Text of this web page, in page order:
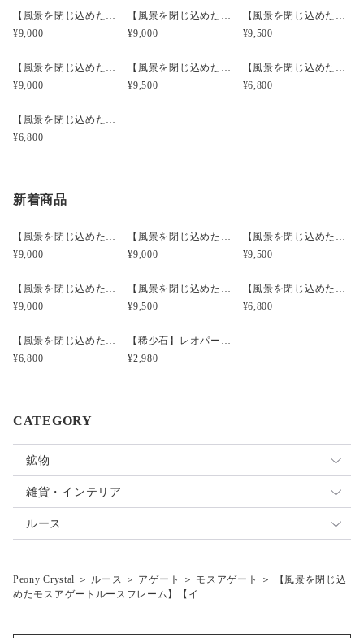
宅急便コンパクト ○／ ○ 都道府県別 ¥0〜
【風景を閉じ込めたモスアゲートルースフレーム】【インドネシア産】MA3201
¥9,000
【風景を閉じ込めたモスアゲートルースフレーム】【インドネシア産】MA4103
¥9,000
【風景を閉じ込めたモスアゲートルースフレーム】【インドネシア産】MA4603
¥9,500
【風景を閉じ込めたモスアゲートルースフレーム】【インドネシア産】MA4606
¥9,000
【風景を閉じ込めたモスアゲートルースフレーム】【インドネシア産】MA5002
¥9,500
【風景を閉じ込めたモスアゲートルースフレーム】【インドネシア産】MA1601
¥6,800
【風景を閉じ込めたモスアゲートルースフレーム】【インドネシア産】MA1602
¥6,800
新着商品
【風景を閉じ込めたモスアゲートルースフレーム】【インドネシア産】MA3201
¥9,000
【風景を閉じ込めたモスアゲートルースフレーム】【インドネシア産】MA4103
¥9,000
【風景を閉じ込めたモスアゲートルースフレーム】【インドネシア産】MA4603
¥9,500
【風景を閉じ込めたモスアゲートルースフレーム】【インドネシア産】MA4606
¥9,000
【風景を閉じ込めたモスアゲートルースフレーム】【インドネシア産】MA5002
¥9,500
【風景を閉じ込めたモスアゲートルースフレーム】【インドネシア産】MA1601
¥6,800
【風景を閉じ込めたモスアゲートルースフレーム】【インドネシア産】MA1602
¥6,800
【稀少石】レオパードオパール（ミニボトル）
¥2,980
CATEGORY
鉱物
原石
オパール
標本
雑貨・インテリア
雑貨
ルース
モスアゲート
福袋
Peony Crystal ＞ ルース ＞ アゲート ＞ モスアゲート ＞
【風景を閉じ込
めたモスアゲートルースフレーム】【イ…